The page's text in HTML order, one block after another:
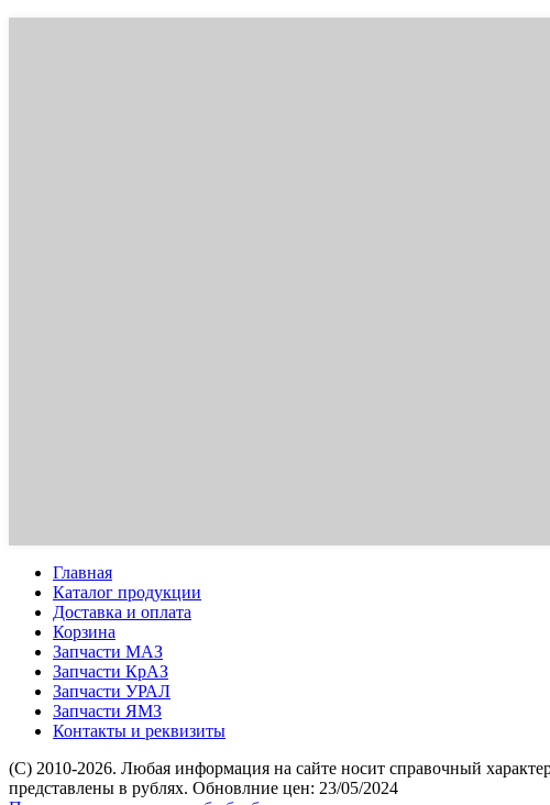
Главная
Каталог продукции
Доставка и оплата
Корзина
Запчасти МАЗ
Запчасти КрАЗ
Запчасти УРАЛ
Запчасти ЯМЗ
Контакты и реквизиты
(C) 2010-2026. Любая информация на сайте носит справочный
представлены в рублях. Обновлние цен: 23/05/2024